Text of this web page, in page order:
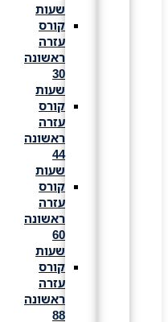
שעות
קורס
עזרה
ראשונה
שעות
קורס
עזרה
ראשונה
שעות
קורס
עזרה
ראשונה
שעות
קורס
עזרה
ראשונה